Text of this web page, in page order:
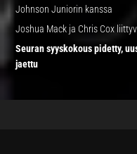
Johnson Juniorin kanssa
Joshua Mack ja Chris Cox
Seuran syyskokous pidetty,
jaettu